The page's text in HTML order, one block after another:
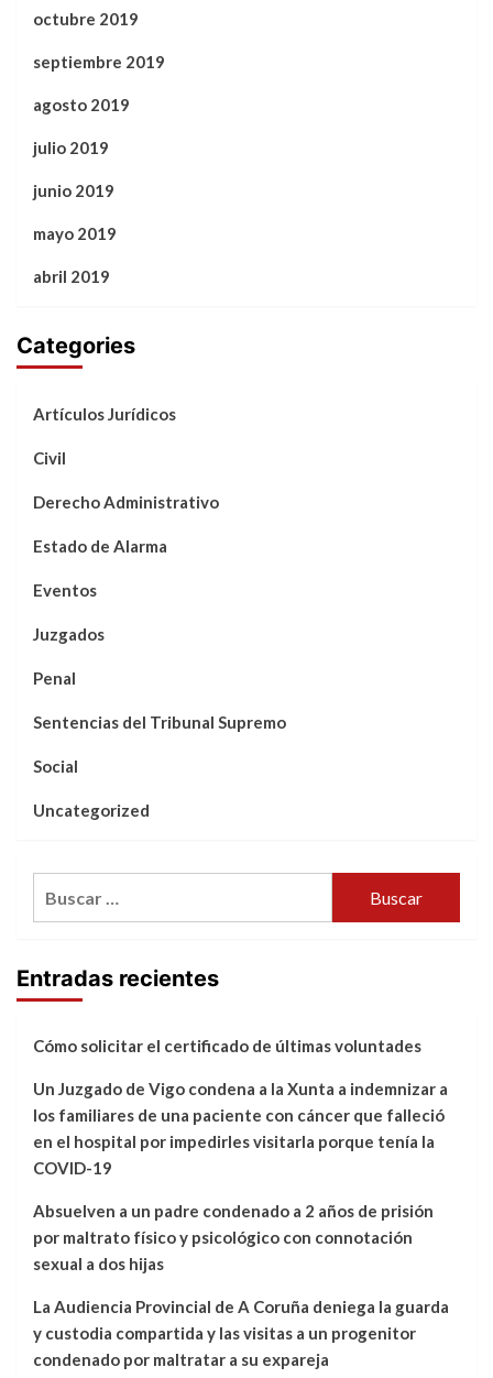
octubre 2019
septiembre 2019
agosto 2019
julio 2019
junio 2019
mayo 2019
abril 2019
Categories
Artículos Jurídicos
Civil
Derecho Administrativo
Estado de Alarma
Eventos
Juzgados
Penal
Sentencias del Tribunal Supremo
Social
Uncategorized
Entradas recientes
Cómo solicitar el certificado de últimas voluntades
Un Juzgado de Vigo condena a la Xunta a indemnizar a
los familiares de una paciente con cáncer que falleció
en el hospital por impedirles visitarla porque tenía la
COVID-19
Absuelven a un padre condenado a 2 años de prisión
por maltrato físico y psicológico con connotación
sexual a dos hijas
La Audiencia Provincial de A Coruña deniega la guarda
y custodia compartida y las visitas a un progenitor
condenado por maltratar a su expareja